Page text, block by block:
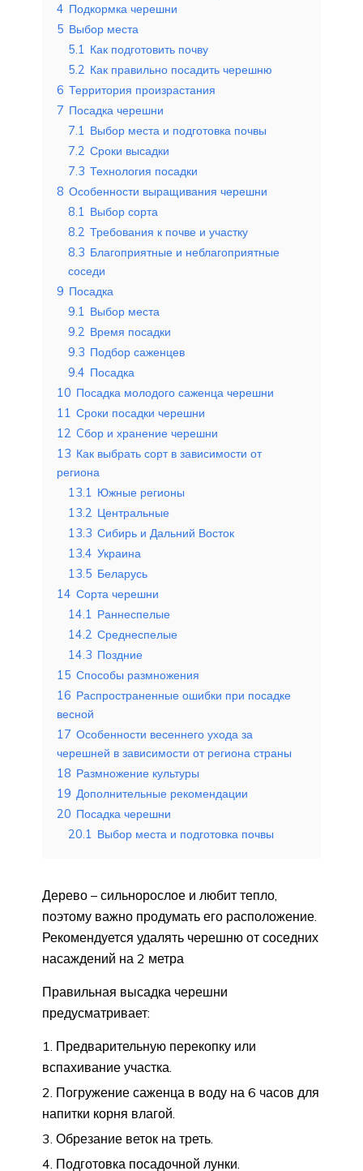
4 Подкормка черешни
5 Выбор места
5.1 Как подготовить почву
5.2 Как правильно посадить черешню
6 Территория произрастания
7 Посадка черешни
7.1 Выбор места и подготовка почвы
7.2 Сроки высадки
7.3 Технология посадки
8 Особенности выращивания черешни
8.1 Выбор сорта
8.2 Требования к почве и участку
8.3 Благоприятные и неблагоприятные
соседи
9 Посадка
9.1 Выбор места
9.2 Время посадки
9.3 Подбор саженцев
9.4 Посадка
10 Посадка молодого саженца черешни
11 Сроки посадки черешни
12 Cбор и хранение черешни
13 Как выбрать сорт в зависимости от
региона
13.1 Южные регионы
13.2 Центральные
13.3 Сибирь и Дальний Восток
13.4 Украина
13.5 Беларусь
14 Сорта черешни
14.1 Раннеспелые
14.2 Среднеспелые
14.3 Поздние
15 Способы размножения
16 Распространенные ошибки при посадке
весной
17 Особенности весеннего ухода за
черешней в зависимости от региона страны
18 Размножение культуры
19 Дополнительные рекомендации
20 Посадка черешни
20.1 Выбор места и подготовка почвы
Дерево – сильнорослое и любит тепло,
поэтому важно продумать его расположение.
Рекомендуется удалять черешню от соседних
насаждений на 2 метра
Правильная высадка черешни
предусматривает:
Предварительную перекопку или
вспахивание участка.
Погружение саженца в воду на 6 часов для
напитки корня влагой.
Обрезание веток на треть.
Подготовка посадочной лунки.